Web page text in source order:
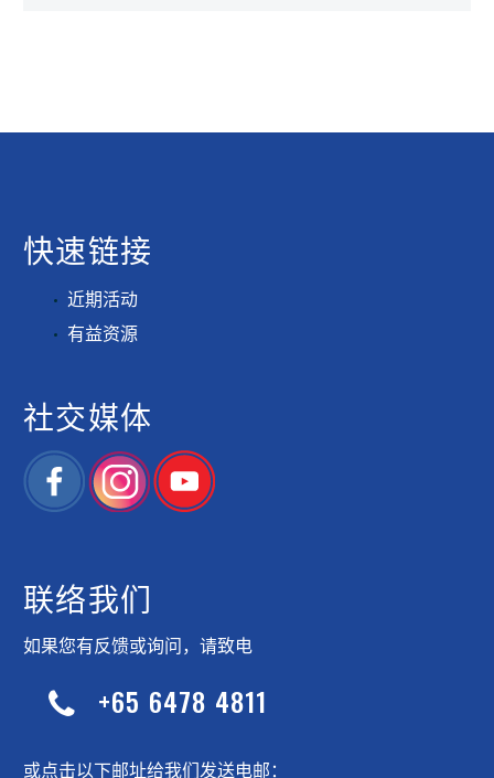
快速链接
近期活动
有益资源
社交媒体
联络我们
如果您有反馈或询问，请致电

 +65 6478 4811
或点击以下邮址给我们发送电邮：